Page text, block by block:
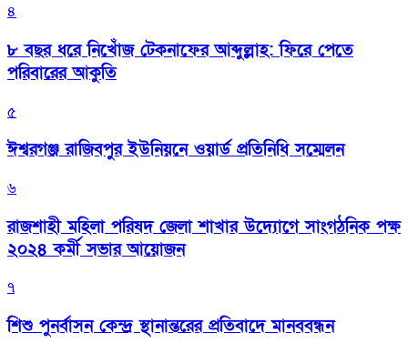
৪
৮ বছর ধরে নিখোঁজ টেকনাফের আব্দুল্লাহ: ফিরে পেতে
পরিবারের আকুতি
৫
ঈশ্বরগঞ্জ রাজিবপুর ইউনিয়নে ওয়ার্ড প্রতিনিধি সম্মেলন
৬
রাজশাহী মহিলা পরিষদ জেলা শাখার উদ্যোগে সাংগঠনিক পক্ষ
২০২৪ কর্মী সভার আয়োজন
৭
শিশু পুনর্বাসন কেন্দ্র স্থানান্তরের প্রতিবাদে মানববন্ধন